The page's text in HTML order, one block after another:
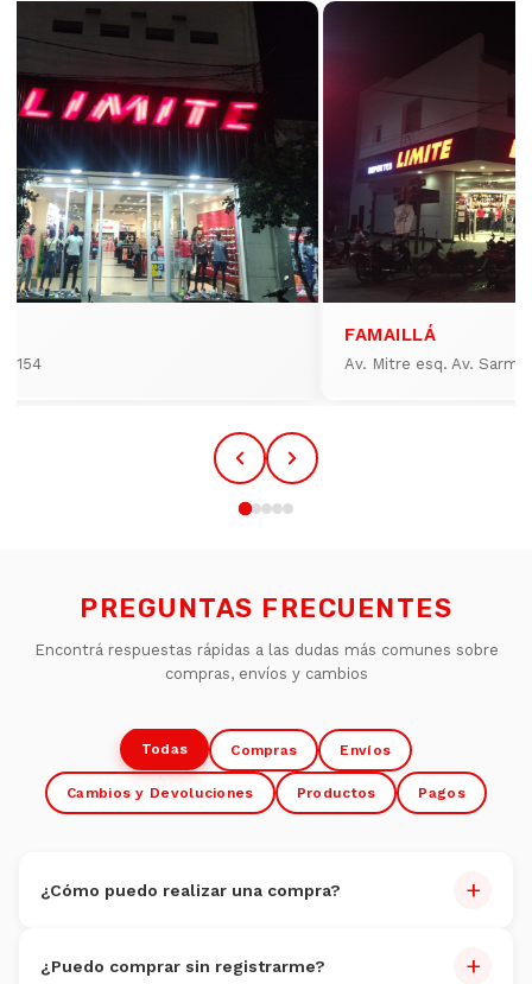
154
FAMAILLÁ
Av. Mitre esq. Av.
PREGUNTAS FRECUENTES
Encontrá respuestas rápidas a las dudas más comunes sobre
compras, envíos y cambios
Todas Compras Envíos
Cambios y Devoluciones Productos Pagos
¿Cómo puedo realizar una compra? +
Navegate por nuestro catálogo y seleccioná los
¿Puedo comprar sin registrarme? +